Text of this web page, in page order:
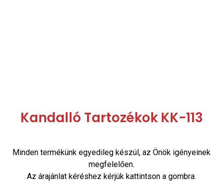
Kandalló Tartozékok KK-113
Minden termékünk egyedileg készül, az Önök igényeinek
megfelelően.
Az árajánlat kéréshez kérjük kattintson a gombra.